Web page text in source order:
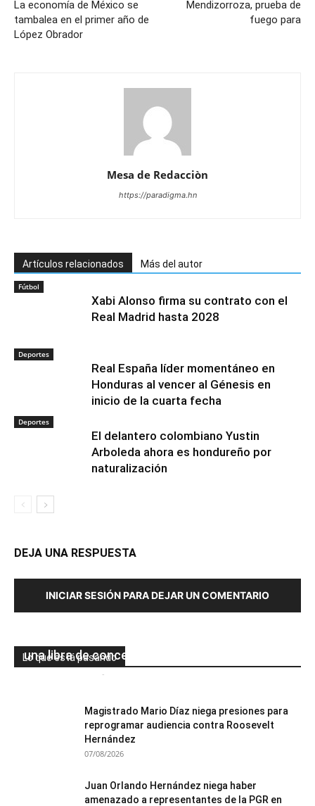
La economía de México se
tambalea en el primer año de
López Obrador
Mendizorroza, prueba de
fuego para
Mesa de Redacciòn
https://paradigma.hn
Artículos relacionados Más del autor
Fútbol
Xabi Alonso firma su contrato con el
Real Madrid hasta 2028
Deportes
Real España líder momentáneo en
Honduras al vencer al Génesis en
inicio de la cuarta fecha
Deportes
El delantero colombiano Yustin
Arboleda ahora es hondureño por
naturalización
DEJA UNA RESPUESTA
INICIAR SESIÓN PARA DEJAR UN COMENTARIO
Lo que está pasando
una libra de concentrado de marihuana
-
Magistrado Mario Díaz niega presiones para
reprogramar audiencia contra Roosevelt
Hernández
07/08/2026
Juan Orlando Hernández niega haber
amenazado a representantes de la PGR en